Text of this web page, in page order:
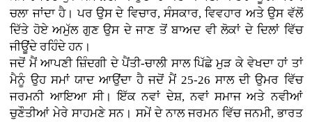
ਚਲਾ ਜਾਂਦਾ ਹੈ। ਪਰ ਉਸ ਦੇ ਵਿਚਾਰ, ਸੰਸਕਾਰ, ਵਿਵਹਾਰ ਅਤੇ ਉਸ ਵੱਲੋਂ
ਦਿੱਤੇ ਹੋਏ ਅਮੁੱਲ ਗੁਣ ਉਸ ਦੇ ਜਾਣ ਤੋਂ ਬਾਅਦ ਵੀ ਲੋਕਾਂ ਦੇ ਦਿਲਾਂ ਵਿੱਚ
ਜੀਊਂਦੇ ਰਹਿੰਦੇ ਹਨ।
ਜਦੋਂ ਮੈਂ ਆਪਣੀ ਜ਼ਿੰਦਗੀ ਦੇ ਪੈਂਤੀ-ਚਾਲੀ ਸਾਲ ਪਿੱਛੇ ਮੁੜ ਕੇ ਵੇਖਦਾ ਹਾਂ ਤਾਂ
ਮੈਨੂੰ ਉਹ ਸਮਾਂ ਯਾਦ ਆਉਂਦਾ ਹੈ ਜਦੋਂ ਮੈਂ 25-26 ਸਾਲ ਦੀ ਉਮਰ ਵਿੱਚ
ਜਰਮਨੀ ਆਇਆ ਸੀ। ਇੱਕ ਨਵਾਂ ਦੇਸ਼, ਨਵਾਂ ਸਮਾਜ ਅਤੇ ਨਵੀਆਂ
ਚੁਣੌਤੀਆਂ ਮੇਰੇ ਸਾਹਮਣੇ ਸਨ। ਸਮੇਂ ਦੇ ਨਾਲ ਜਰਮਨ ਵਿੱਚ ਜਨਮੀ, ਭਾਰਤ